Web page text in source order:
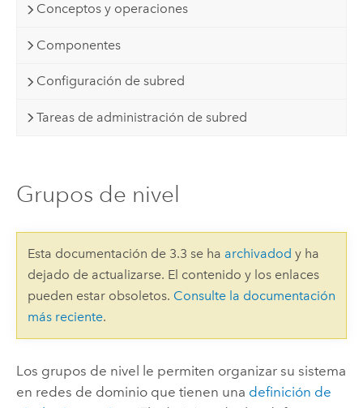
Conceptos y operaciones
Componentes
Configuración de subred
Tareas de administración de subred
Grupos de nivel
Esta documentación de 3.3 se ha archivadod y ha
dejado de actualizarse. El contenido y los enlaces
pueden estar obsoletos. Consulte la documentación
más reciente.
Los grupos de nivel le permiten organizar su sistema
en redes de dominio que tienen una definición de